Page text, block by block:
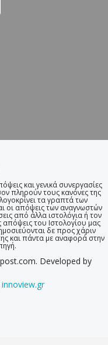
και γενικά συνεργασίες
πληρούν τους κανόνες της
τα γραπτά των
οι απόψεις των αναγνωστών
από άλλα ιστολόγια ή τον
απόψεις του Ιστολογίου μας
δε προς χάριν
και πάντα με αναφορά στην
Developed by
innoview.gr